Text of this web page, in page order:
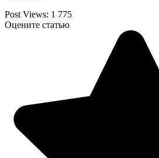
Post Views: 1 775
Оцените статью